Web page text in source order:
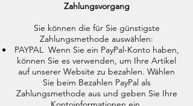
Zahlungsvorgang
Sie können die für Sie günstigste
Zahlungsmethode auswählen:
PAYPAL Wenn Sie ein PayPal-Konto haben,
können Sie es verwenden, um Ihre Artikel
auf unserer Website zu bezahlen. Wählen
Sie beim Bezahlen PayPal als
Zahlungsmethode aus und geben Sie Ihre